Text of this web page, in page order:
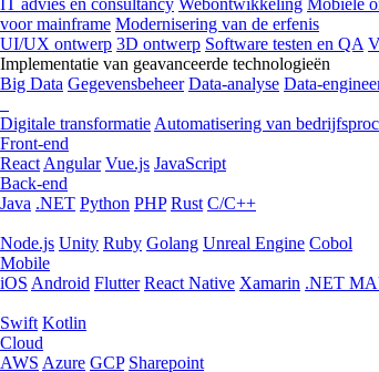
IT advies en consultancy Webontwikkeling Mobiele
voor mainframe Modernisering van de erfenis
UI/UX ontwerp 3D ontwerp Software testen en QA
Implementatie van geavanceerde technologieën
Big Data Gegevensbeheer Data-analyse Data-
Digitale transformatie Automatisering van
Front-end
React Angular Vue.js JavaScript
Back-end
Java .NET Python PHP Rust C/C++
Node.js Unity Ruby Golang Unreal Engine Cobol
Mobile
iOS Android Flutter React Native Xamarin .NET
Swift Kotlin
Cloud
AWS Azure GCP Sharepoint